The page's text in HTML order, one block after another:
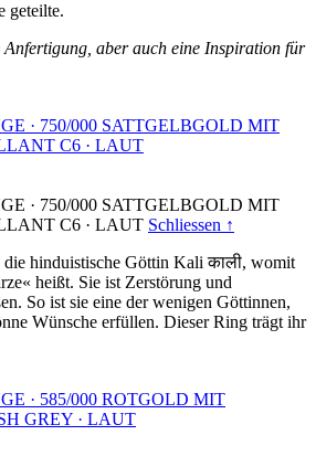
geteilte.
aber auch eine Inspiration für
· 750/000 SATTGELBGOLD MIT
C6 · LAUT
· 750/000 SATTGELBGOLD MIT
C6 · LAUT Schliessen ↑
die hinduistische Göttin Kali काली, womit
heißt. Sie ist Zerstörung und
So ist sie eine der wenigen Göttinnen,
Wünsche erfüllen. Dieser Ring trägt ihr
· 585/000 ROTGOLD MIT
GREY · LAUT